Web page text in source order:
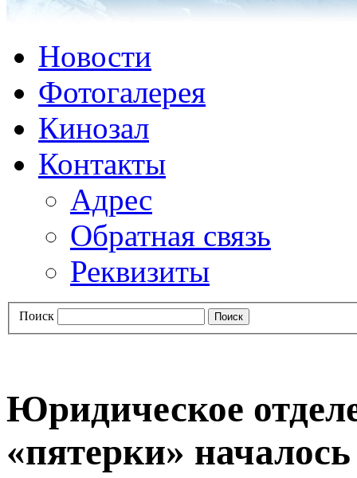
Новости
Фотогалерея
Кинозал
Контакты
Адрес
Обратная связь
Реквизиты
Поиск
Юридическое
«пятерки» началось